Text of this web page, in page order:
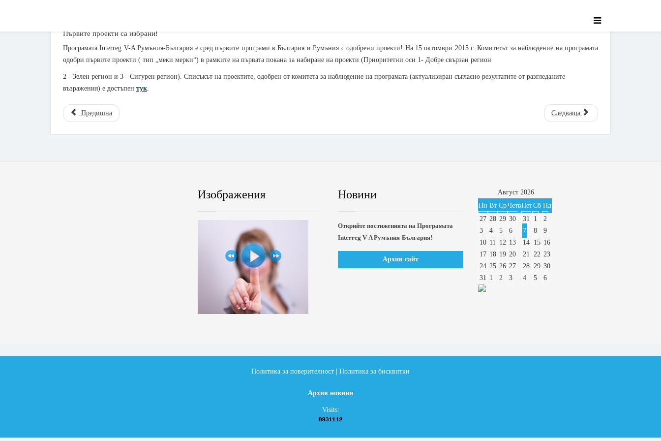
Първите проекти са избрани!
Програмата Interreg V-A Румъния-България е сред първите програми в България и Румъния с одобрени проекти! На 15 октомври 2015 г. Комитетът за наблюдение на програмата
одобри първите проекти ( тип „меки мерки“) в рамките на първата покана за набиране на проекти (Приоритетни оси 1- Добре свързан регион
2 - Зелен регион и 3 - Сигурен регион). Списъкът на проектите, одобрен от комитета за наблюдение на програмата (актуализиран съгласно резултатите от разгледаните
възражения) е достъпен тук.
Предишна Следваща
Изображения Новини
Открийте постиженията на Програмата
Interreg V-A Румъния-България!
Архив сайт
Август 2026
Пн Вт СрЧетвПетСб Нд
27 28 29 30 31 1
2
3
4 5 6 7 8
9
10 11 12 13 14 15 16
17 18 19 20 21 22 23
24 25 26 27 28 29 30
31 1 2 3 4 5 6
Политика за поверителност Политика за бисквитки
Архив новини
Visits: